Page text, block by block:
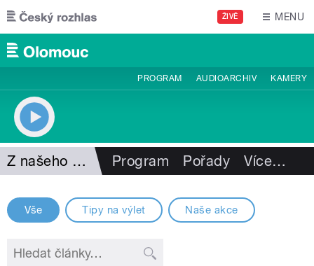
Přejít k hlavnímu obsahu
ŽIVĚ MENU
PROGRAM AUDIOARCHIV KAMERY
Z našeho vysílání Program Pořady Více…
Vše Tipy na výlet Naše akce